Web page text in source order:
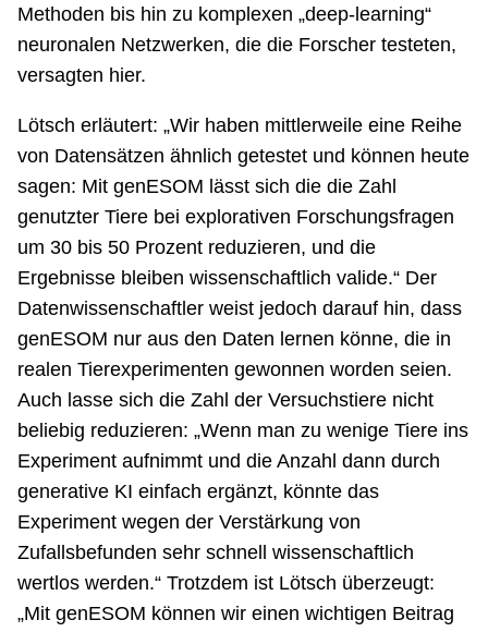
Methoden bis hin zu komplexen „deep-learning“
neuronalen Netzwerken, die die Forscher testeten,
versagten hier.
Lötsch erläutert: „Wir haben mittlerweile eine Reihe
von Datensätzen ähnlich getestet und können heute
sagen: Mit genESOM lässt sich die die Zahl
genutzter Tiere bei explorativen Forschungsfragen
um 30 bis 50 Prozent reduzieren, und die
Ergebnisse bleiben wissenschaftlich valide.“ Der
Datenwissenschaftler weist jedoch darauf hin, dass
genESOM nur aus den Daten lernen könne, die in
realen Tierexperimenten gewonnen worden seien.
Auch lasse sich die Zahl der Versuchstiere nicht
beliebig reduzieren: „Wenn man zu wenige Tiere ins
Experiment aufnimmt und die Anzahl dann durch
generative KI einfach ergänzt, könnte das
Experiment wegen der Verstärkung von
Zufallsbefunden sehr schnell wissenschaftlich
wertlos werden.“ Trotzdem ist Lötsch überzeugt:
„Mit genESOM können wir einen wichtigen Beitrag